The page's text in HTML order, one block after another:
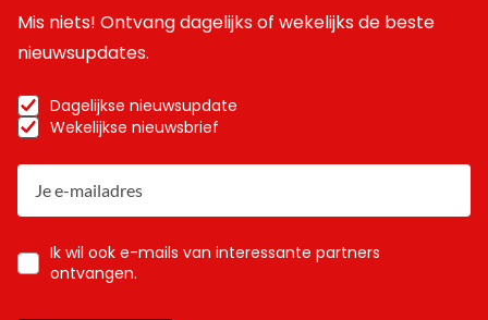
Mis niets! Ontvang dagelijks of wekelijks de beste
nieuwsupdates.
Dagelijkse nieuwsupdate
Wekelijkse nieuwsbrief
Ik wil ook e-mails van interessante partners
ontvangen.